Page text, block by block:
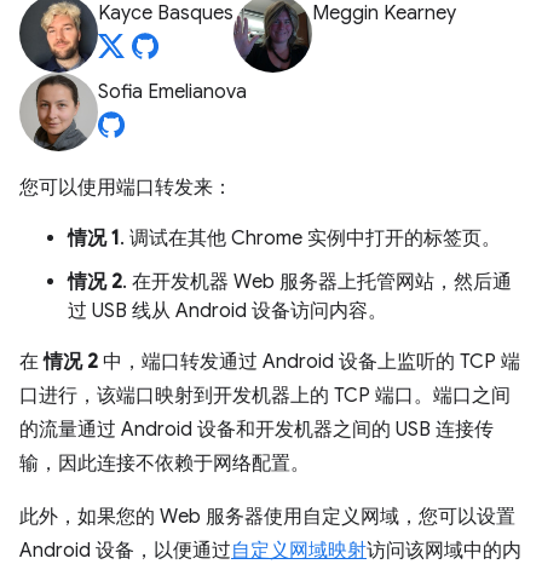
Kayce Basques Meggin Kearney
Sofia Emelianova
您可以使用端口转发来：
情况 1. 调试在其他 Chrome 实例中打开的标签页。
情况 2. 在开发机器 Web 服务器上托管网站，然后通
过 USB 线从 Android 设备访问内容。
在情况 2 中，端口转发通过 Android 设备上监听的 TCP 端
口进行，该端口映射到开发机器上的 TCP 端口。端口之间
的流量通过 Android 设备和开发机器之间的 USB 连接传
输，因此连接不依赖于网络配置。
此外，如果您的 Web 服务器使用自定义网域，您可以设置
Android 设备，以便通过自定义网域映射访问该网域中的内